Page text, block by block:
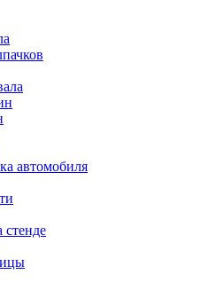
автомобиля
стенде